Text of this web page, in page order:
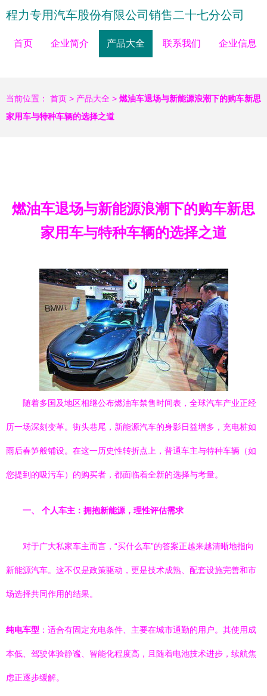
程力专用汽车股份有限公司销售二十七分公司
首页 企业简介 产品大全 联系我们 企业信息
当前位置： 首页 > 产品大全 > 燃油车退场与新能源浪潮下的购车新思
家用车与特种车辆的选择之道
燃油车退场与新能源浪潮下的购车新思
家用车与特种车辆的选择之道
随着多国及地区相继公布燃油车禁售时间表，全球汽车产业正经
历一场深刻变革。街头巷尾，新能源汽车的身影日益增多，充电桩如
雨后春笋般铺设。在这一历史性转折点上，普通车主与特种车辆（如
您提到的吸污车）的购买者，都面临着全新的选择与考量。
一、 个人车主：拥抱新能源，理性评估需求
对于广大私家车主而言，“买什么车”的答案正越来越清晰地指向
新能源汽车。这不仅是政策驱动，更是技术成熟、配套设施完善和市
场选择共同作用的结果。
纯电车型 ：适合有固定充电条件、主要在城市通勤的用户。其使用成
本低、驾驶体验静谧、智能化程度高，且随着电池技术进步，续航焦
虑正逐步缓解。